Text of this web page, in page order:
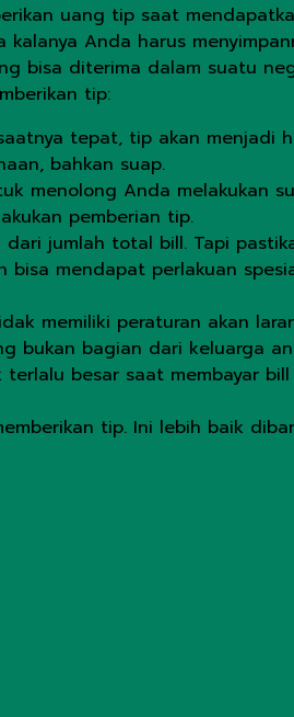
uang tip saat
Anda harus
bisa diterima dalam suatu
tip:
tepat, tip akan menjadi
bahkan suap.
menolong Anda melakukan
pemberian tip.
jumlah total bill. Tapi
mendapat perlakuan
memiliki peraturan akan
bukan bagian dari keluarga
besar saat membayar
tip. Ini lebih baik